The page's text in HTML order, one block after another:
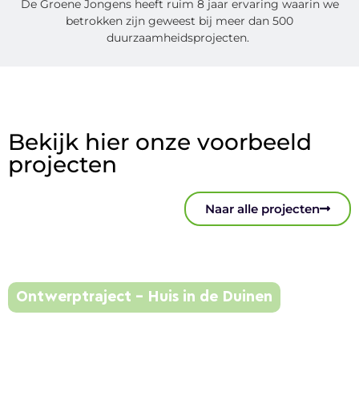
De Groene Jongens heeft ruim 8 jaar ervaring waarin we
betrokken zijn geweest bij meer dan 500
duurzaamheidsprojecten.
Bekijk hier onze voorbeeld
projecten
Naar alle projecten
Ontwerptraject – Huis in de Duinen